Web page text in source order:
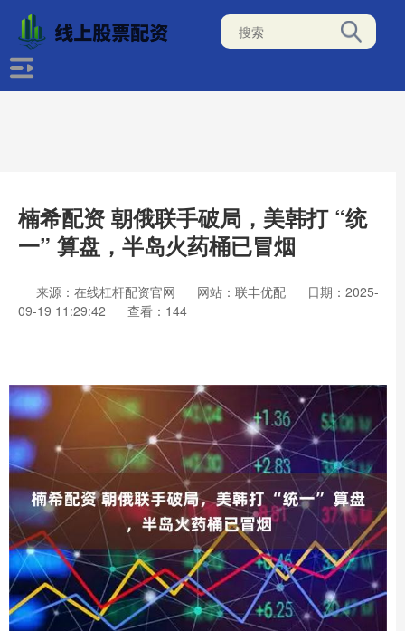
楠希配资 朝俄联手破局，美韩打 “统
一” 算盘，半岛火药桶已冒烟
来源：在线杠杆配资官网 网站：联丰优配
日期：2025-
09-19 11:29:42
查看：144